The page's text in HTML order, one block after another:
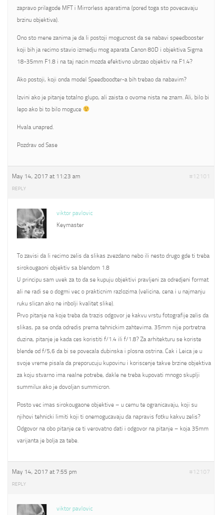
zapravo prilagode MFT i Mirrorless aparatima (pored toga sto povecavaju
brzinu objektiva).
Ono sto mene zanima je da li postoji mogucnost da se nabavi speedbooster
koji bih ja recimo stavio izmedju mog aparata Canon 80D i objektiva Sigma
18-35mm F1.8 i na taj nacin mozda efektivno ubrzao objektiv na F1.4?
Ako postoji, koji onda model Speedboodter-a bih trebao da nabavim?
Izvini ako je pitanje totalno glupo, ali zaista o ovome nista ne znam. Ali, bilo bi
lepo ako bi to bilo moguce
Hvala unapred.
Pozdrav od Sase
May 14, 2017 at 11:23 am #12101
REPLY
viktor pavlovic
Keymaster
To zavisi da li recimo zelis da slikas zvezdano nebo ili nesto drugo gde ti treba
sirokougaoni objektiv sa blendom 1.8
U principu sam uvek za to da se kupuju objektivi pravljeni za odredjeni format
ali ne radi se o dogmi vec o prakticnim razlozima (velicina, cena i u najmanju
ruku slican ako ne inbolji kvalitet slike).
Prvo pitanje na koje treba da trazis odgovor je kakvu vrstu fotografije zelis da
slikas, pa se onda odredis prema tehnickim zahtevima. 35mm nije portretna
duzina, pitanje je kada ces koristiti f/1.4 ili f/1.8? Za arhitekturu se koriste
blende od f/5,6 da bi se povecala dubinska i plosna ostrina. Cak i Leica je u
svoje vreme pisala da preporucuju kupovinu i koriscenje takve brzine objektiva
za koju stvarno ima realne potrebe, dakle ne treba kupovati mnogo skuplji
summilux ako je dovoljan summicron.
Posto vec imas sirokougaone objektive – u cemu te ogranicavaju, koji su
njihovi tehnicki limiti koji ti onemogucavaju da napravis fotku kakvu zelis?
Odgovor na obo pitanje ce ti verovatno dati i odgovor na pitanje – koja 35mm
varijanta je bolja za tebe.
May 14, 2017 at 7:55 pm #12107
REPLY
viktor pavlovic